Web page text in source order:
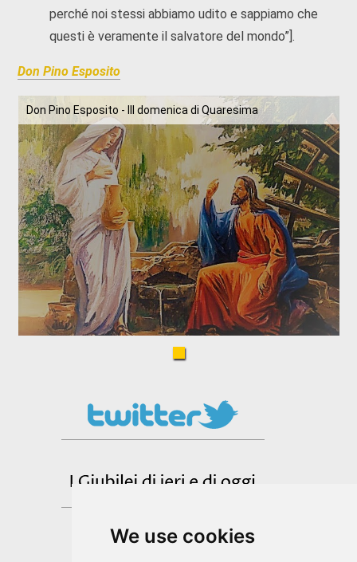
We use cookies
perché noi stessi abbiamo udito e sappiamo che
questi è veramente il salvatore del mondo”].
Don Pino Esposito
Don Pino Esposito - III domenica di Quaresima